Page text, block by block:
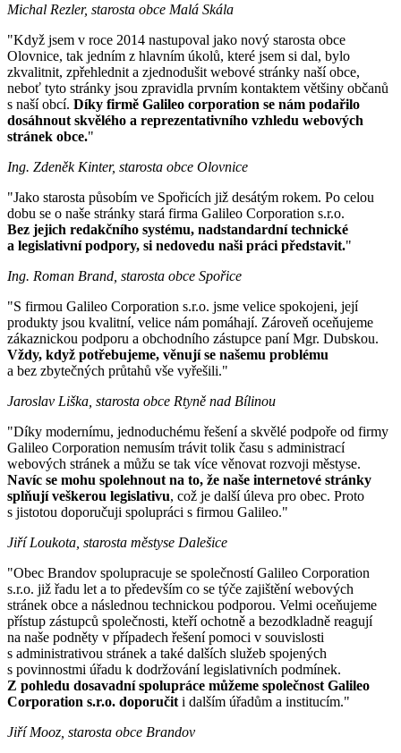
Michal Rezler, starosta obce Malá Skála
"Když jsem v roce 2014 nastupoval jako nový starosta obce
Olovnice, tak jedním z hlavním úkolů, které jsem si dal, bylo
zkvalitnit, zpřehlednit a zjednodušit webové stránky naší obce,
neboť tyto stránky jsou zpravidla prvním kontaktem většiny občanů
s naší obcí. Díky firmě Galileo corporation se nám podařilo
dosáhnout skvělého a reprezentativního vzhledu webových
stránek obce."
Ing. Zdeněk Kinter, starosta obce Olovnice
"Jako starosta působím ve Spořicích již desátým rokem. Po celou
dobu se o naše stránky stará firma Galileo Corporation s.r.o.
Bez jejich redakčního systému, nadstandardní technické
a legislativní podpory, si nedovedu naši práci představit."
Ing. Roman Brand, starosta obce Spořice
"S firmou Galileo Corporation s.r.o. jsme velice spokojeni, její
produkty jsou kvalitní, velice nám pomáhají. Zároveň oceňujeme
zákaznickou podporu a obchodního zástupce paní Mgr. Dubskou.
Vždy, když potřebujeme, věnují se našemu problému
a bez zbytečných průtahů vše vyřešili."
Jaroslav Liška, starosta obce Rtyně nad Bílinou
"Díky modernímu, jednoduchému řešení a skvělé podpoře od firmy
Galileo Corporation nemusím trávit tolik času s administrací
webových stránek a můžu se tak více věnovat rozvoji městyse.
Navíc se mohu spolehnout na to, že naše internetové stránky
splňují veškerou legislativu, což je další úleva pro obec. Proto
s jistotou doporučuji spolupráci s firmou Galileo."
Jiří Loukota, starosta městyse Dalešice
"Obec Brandov spolupracuje se společností Galileo Corporation
s.r.o. již řadu let a to především co se týče zajištění webových
stránek obce a následnou technickou podporou. Velmi oceňujeme
přístup zástupců společnosti, kteří ochotně a bezodkladně reagují
na naše podněty v případech řešení pomoci v souvislosti
s administrativou stránek a také dalších služeb spojených
s povinnostmi úřadu k dodržování legislativních podmínek.
Z pohledu dosavadní spolupráce můžeme společnost Galileo
Corporation s.r.o. doporučit i dalším úřadům a institucím."
Jiří Mooz, starosta obce Brandov